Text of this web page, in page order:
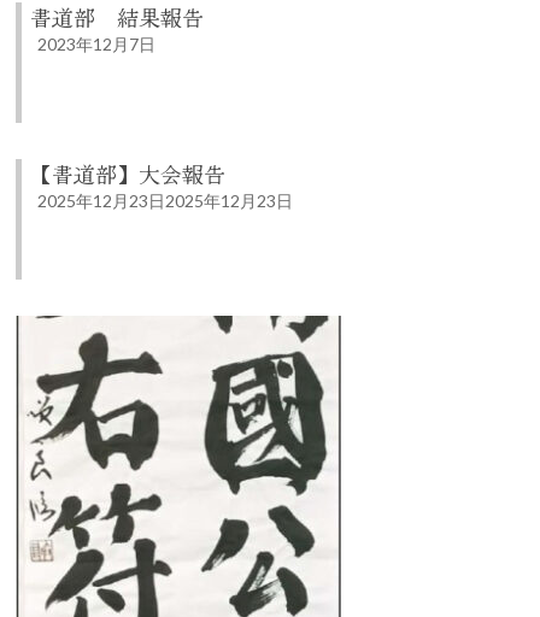
書道部 結果報告
2023年12月7日
【書道部】大会報告
2025年12月23日2025年12月23日